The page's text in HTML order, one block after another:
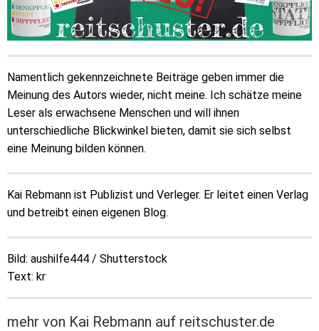
Namentlich gekennzeichnete Beiträge geben immer die
Meinung des Autors wieder, nicht meine. Ich schätze meine
Leser als erwachsene Menschen und will ihnen
unterschiedliche Blickwinkel bieten, damit sie sich selbst
eine Meinung bilden können.
Kai Rebmann ist Publizist und Verleger. Er leitet einen Verlag
und betreibt einen eigenen Blog.
Bild: aushilfe444 / Shutterstock
Text: kr
mehr von Kai Rebmann auf reitschuster.de